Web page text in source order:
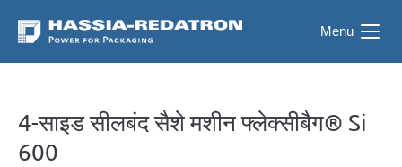
Menu
4-साइड सीलबंद सैशे मशीन फ्लेक्सीबैग® Si
600